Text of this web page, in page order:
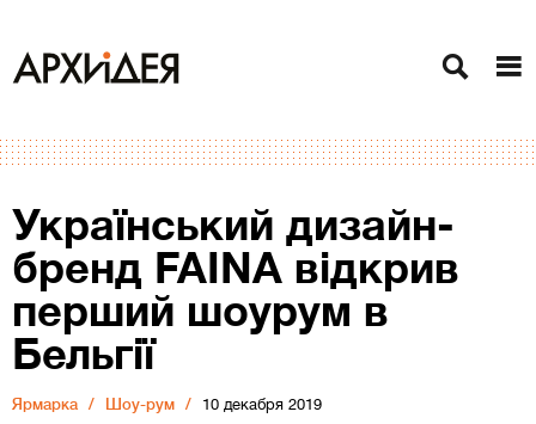
Український дизайн-
бренд FAINA відкрив
перший шоурум в
Бельгії
Ярмарка Шоу-рум 10 декабря 2019